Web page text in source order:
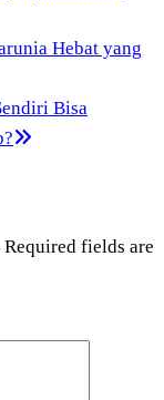
Hebat yang
Bisa
Required fields are